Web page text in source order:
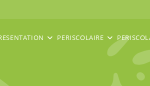
PERISCOLAIRE